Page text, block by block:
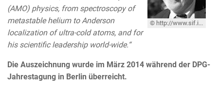
© http://www.sif.it/associazione/elezioni/inguscio
(AMO) physics, from spectroscopy of
metastable helium to Anderson
localization of ultra-cold atoms, and for
his scientific leadership world-wide.“
Die Auszeichnung wurde im März 2014 während der DPG-
Jahrestagung in Berlin überreicht.